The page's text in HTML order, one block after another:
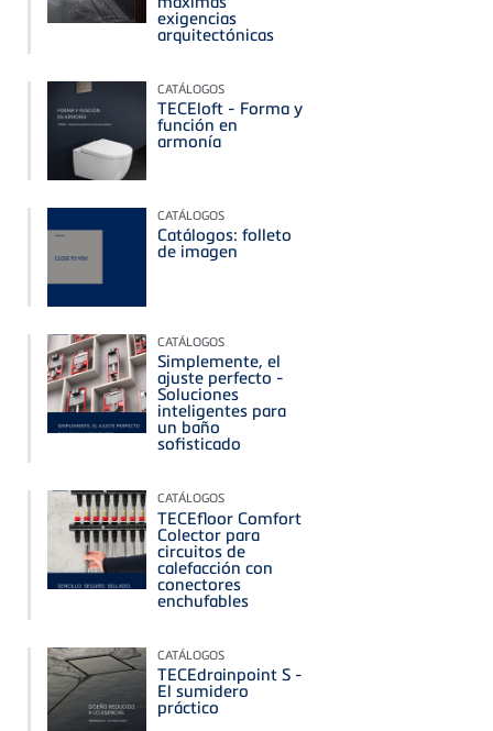
exigencias
arquitectónicas
CATÁLOGOS
TECEloft - Forma y
función en
armonía
CATÁLOGOS
Catálogos: folleto
de imagen
CATÁLOGOS
Simplemente, el
ajuste perfecto -
Soluciones
inteligentes para
un baño
sofisticado
CATÁLOGOS
TECEfloor Comfort
Colector para
circuitos de
calefacción con
conectores
enchufables
CATÁLOGOS
TECEdrainpoint S -
El sumidero
práctico